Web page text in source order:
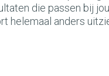
die passen bij
helemaal anders